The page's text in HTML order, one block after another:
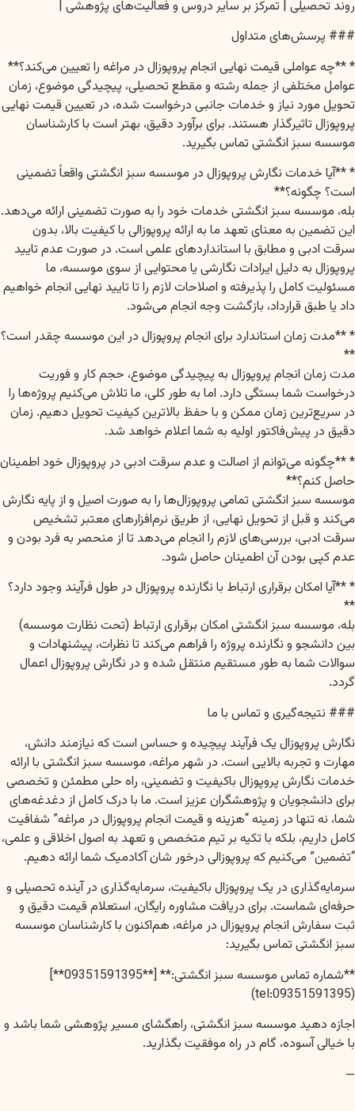
روند تحصیلی | تمرکز بر سایر دروس و فعالیت‌های پژوهشی |
### پرسش‌های متداول
* **چه عواملی قیمت نهایی انجام پروپوزال در مراغه را تعیین می‌کند؟**
عوامل مختلفی از جمله رشته و مقطع تحصیلی، پیچیدگی موضوع، زمان
تحویل مورد نیاز و خدمات جانبی درخواست شده، در تعیین قیمت نهایی
پروپوزال تاثیرگذار هستند. برای برآورد دقیق، بهتر است با کارشناسان
موسسه سبز انگشتی تماس بگیرید.
* **آیا خدمات نگارش پروپوزال در موسسه سبز انگشتی واقعاً تضمینی
است؟ چگونه؟**
بله، موسسه سبز انگشتی خدمات خود را به صورت تضمینی ارائه می‌دهد.
این تضمین به معنای تعهد ما به ارائه پروپوزالی با کیفیت بالا، بدون
سرقت ادبی و مطابق با استانداردهای علمی است. در صورت عدم تایید
پروپوزال به دلیل ایرادات نگارشی یا محتوایی از سوی موسسه، ما
مسئولیت کامل را پذیرفته و اصلاحات لازم را تا تایید نهایی انجام خواهیم
داد یا طبق قرارداد، بازگشت وجه انجام می‌شود.
* **مدت زمان استاندارد برای انجام پروپوزال در این موسسه چقدر است؟
**
مدت زمان انجام پروپوزال به پیچیدگی موضوع، حجم کار و فوریت
درخواست شما بستگی دارد. اما به طور کلی، ما تلاش می‌کنیم پروژه‌ها را
در سریع‌ترین زمان ممکن و با حفظ بالاترین کیفیت تحویل دهیم. زمان
دقیق در پیش‌فاکتور اولیه به شما اعلام خواهد شد.
* **چگونه می‌توانم از اصالت و عدم سرقت ادبی در پروپوزال خود اطمینان
حاصل کنم؟**
موسسه سبز انگشتی تمامی پروپوزال‌ها را به صورت اصیل و از پایه نگارش
می‌کند و قبل از تحویل نهایی، از طریق نرم‌افزارهای معتبر تشخیص
سرقت ادبی، بررسی‌های لازم را انجام می‌دهد تا از منحصر به فرد بودن و
عدم کپی بودن آن اطمینان حاصل شود.
* **آیا امکان برقراری ارتباط با نگارنده پروپوزال در طول فرآیند وجود دارد؟
**
بله، موسسه سبز انگشتی امکان برقراری ارتباط (تحت نظارت موسسه)
بین دانشجو و نگارنده پروژه را فراهم می‌کند تا نظرات، پیشنهادات و
سوالات شما به طور مستقیم منتقل شده و در نگارش پروپوزال اعمال
گردد.
### نتیجه‌گیری و تماس با ما
نگارش پروپوزال یک فرآیند پیچیده و حساس است که نیازمند دانش،
مهارت و تجربه بالایی است. در شهر مراغه، موسسه سبز انگشتی با ارائه
خدمات نگارش پروپوزال باکیفیت و تضمینی، راه حلی مطمئن و تخصصی
برای دانشجویان و پژوهشگران عزیز است. ما با درک کامل از دغدغه‌های
شما، نه تنها در زمینه “هزینه و قیمت انجام پروپوزال در مراغه” شفافیت
کامل داریم، بلکه با تکیه بر تیم متخصص و تعهد به اصول اخلاقی و علمی،
“تضمین” می‌کنیم که پروپوزالی درخور شان آکادمیک شما ارائه دهیم.
سرمایه‌گذاری در یک پروپوزال باکیفیت، سرمایه‌گذاری در آینده تحصیلی و
حرفه‌ای شماست. برای دریافت مشاوره رایگان، استعلام قیمت دقیق و
ثبت سفارش انجام پروپوزال در مراغه، هم‌اکنون با کارشناسان موسسه
سبز انگشتی تماس بگیرید:
**شماره تماس موسسه سبز انگشتی:** [**09351591395**]
(tel:09351591395)
اجازه دهید موسسه سبز انگشتی، راهگشای مسیر پژوهشی شما باشد و
با خیالی آسوده، گام در راه موفقیت بگذارید.
—